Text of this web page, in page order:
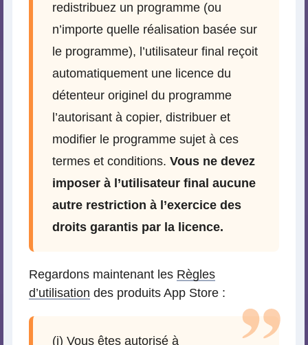
redistribuez un programme (ou
n’importe quelle réalisation basée sur
le programme), l’utilisateur final reçoit
automatiquement une licence du
détenteur originel du programme
l’autorisant à copier, distribuer et
modifier le programme sujet à ces
termes et conditions. Vous ne devez
imposer à l’utilisateur final aucune
autre restriction à l’exercice des
droits garantis par la licence.
Regardons maintenant les Règles
d’utilisation des produits App Store :
(i) Vous êtes autorisé à